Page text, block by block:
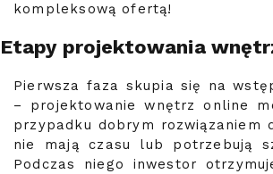
kompleksową ofertą!
Etapy projektowania
Pierwsza faza skupia się na
– projektowanie wnętrz online
przypadku dobrym rozwiązaniem
nie mają czasu lub potrzebują
Podczas niego inwestor